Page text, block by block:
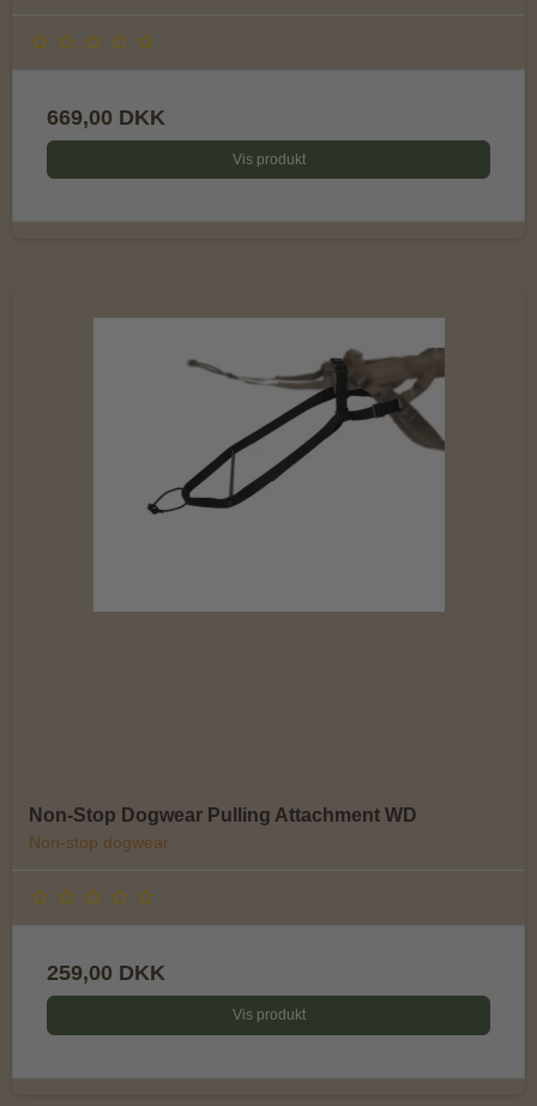
669,00 DKK
Vis produkt
Non-Stop Dogwear Pulling Attachment WD
Non-stop dogwear
259,00 DKK
Vis produkt